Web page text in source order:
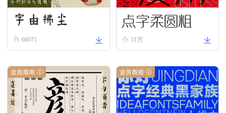
字由拂尘
66071
点字柔圆粗
11万
会员商用 会员商用